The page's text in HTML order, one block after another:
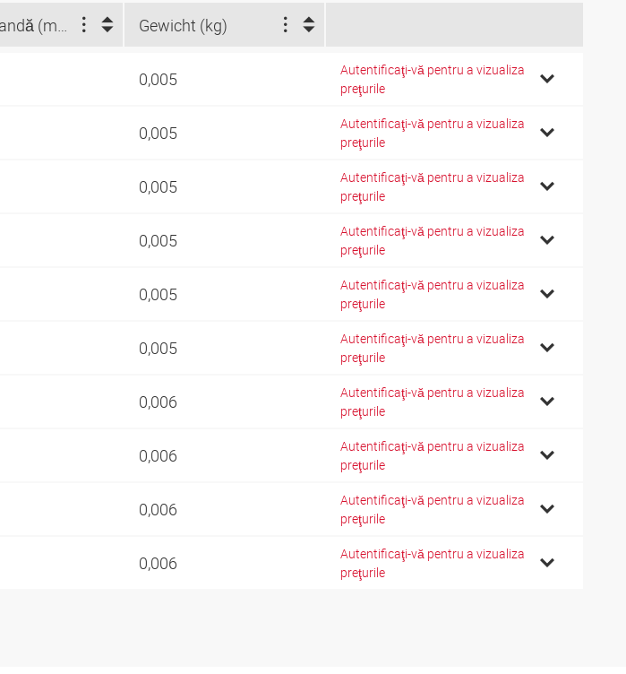
Lăţime bandă (mm) Gewicht (kg)
0,005
Autentificaţi-vă pentru a vizualiza
preţurile
0,005
Autentificaţi-vă pentru a vizualiza
preţurile
0,005
Autentificaţi-vă pentru a vizualiza
preţurile
0,005
Autentificaţi-vă pentru a vizualiza
preţurile
0,005
Autentificaţi-vă pentru a vizualiza
preţurile
0,005
Autentificaţi-vă pentru a vizualiza
preţurile
0,006
Autentificaţi-vă pentru a vizualiza
preţurile
0,006
Autentificaţi-vă pentru a vizualiza
preţurile
0,006
Autentificaţi-vă pentru a vizualiza
preţurile
0,006
Autentificaţi-vă pentru a vizualiza
preţurile